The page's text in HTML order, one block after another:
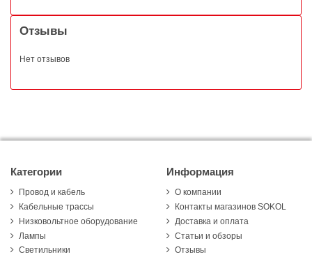
Отзывы
Нет отзывов
Категории
Провод и кабель
Кабельные трассы
Низковольтное оборудование
Лампы
Светильники
Информация
О компании
Контакты магазинов SOKOL
Доставка и оплата
Статьи и обзоры
Отзывы